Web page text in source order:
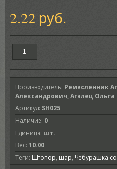
2.22 руб.
Производитель: Ремесленник
Александрович, Агалец
Артикул: SH025
Наличие: 0
Единица: шт.
Вес: 10.00
Теги: Штопор, шар, Чебурашка